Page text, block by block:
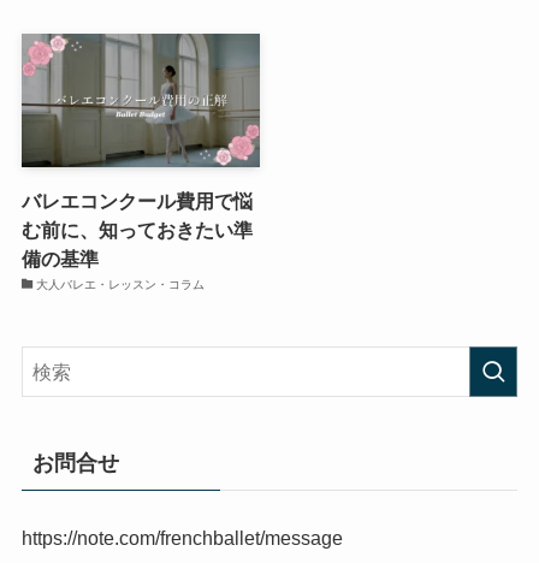
バレエコンクール費用で悩
む前に、知っておきたい準
備の基準
大人バレエ・レッスン・コラム
お問合せ
https://note.com/frenchballet/message